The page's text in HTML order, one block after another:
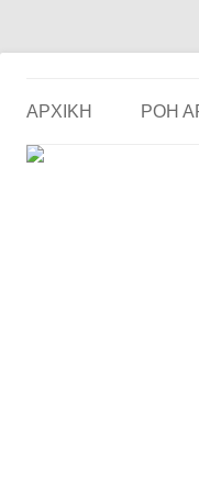
ΑΡΧΙΚΗ ΡΟΗ